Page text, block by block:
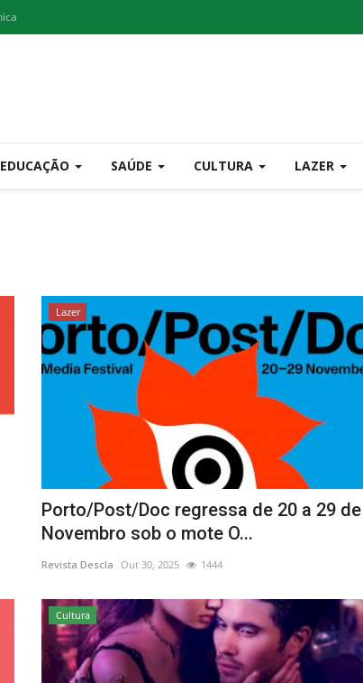
EDUCAÇÃO SAÚDE CULTURA LAZER
Lazer
Porto/Post/Doc regressa de 20 a 29 de
Novembro sob o mote O...
Revista Descla Out 30, 2025 1444
Cultura